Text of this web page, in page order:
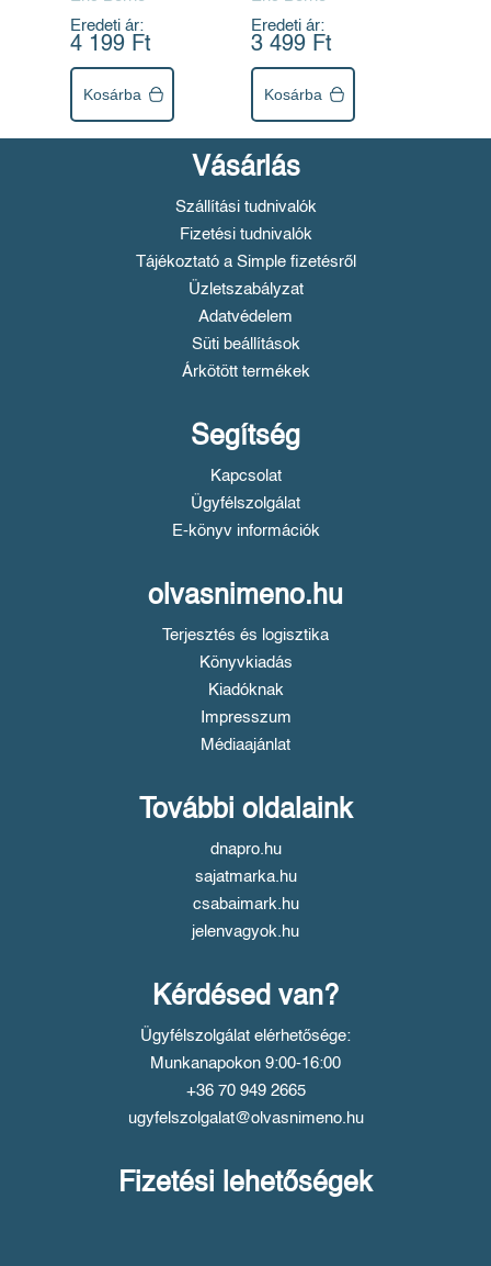
Eredeti ár:
4 199 Ft
Kosárba
Eredeti ár:
3 499 Ft
Kosárba
Vásárlás
Szállítási tudnivalók
Fizetési tudnivalók
Tájékoztató a Simple fizetésről
Üzletszabályzat
Adatvédelem
Süti beállítások
Árkötött termékek
Segítség
Kapcsolat
Ügyfélszolgálat
E-könyv információk
olvasnimeno.hu
Terjesztés és logisztika
Könyvkiadás
Kiadóknak
Impresszum
Médiaajánlat
További oldalaink
dnapro.hu
sajatmarka.hu
csabaimark.hu
jelenvagyok.hu
Kérdésed van?
Ügyfélszolgálat elérhetősége:
Munkanapokon 9:00-16:00
+36 70 949 2665
ugyfelszolgalat@olvasnimeno.hu
Fizetési lehetőségek